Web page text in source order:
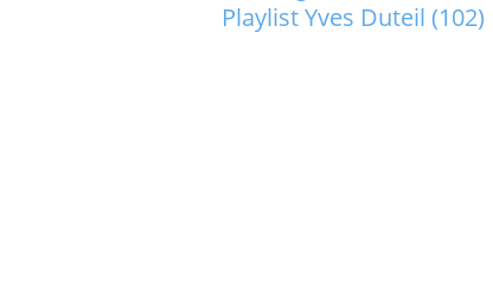
Playlist Yves Duteil (102)